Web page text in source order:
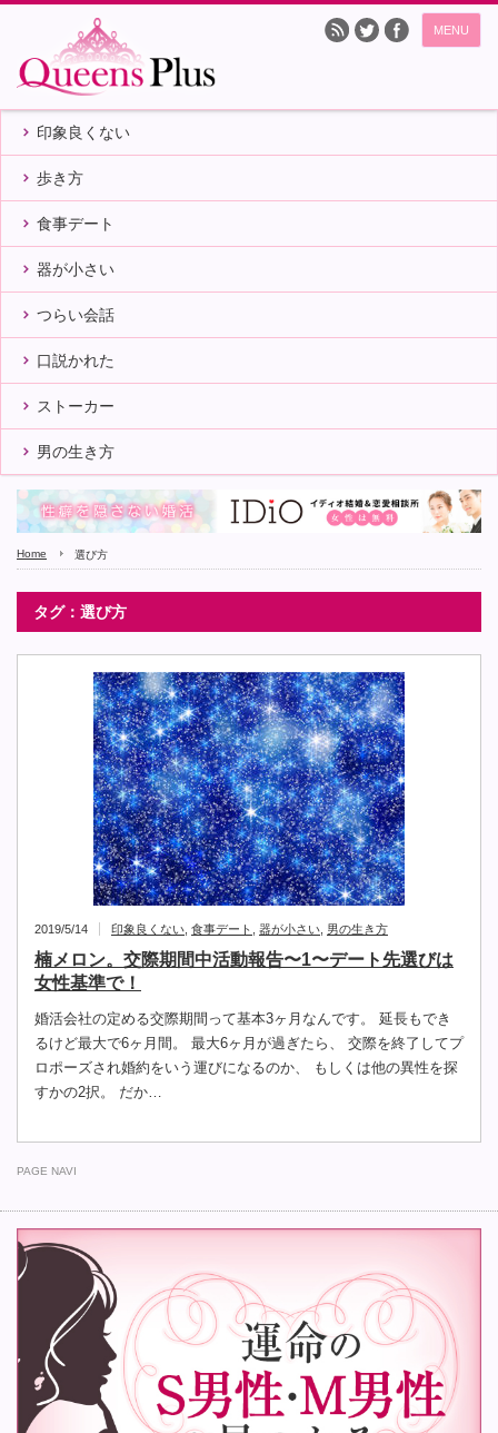
MENU
印象良くない
歩き方
食事デート
器が小さい
つらい会話
口説かれた
ストーカー
男の生き方
Home 選び方
タグ：選び方
2019/5/14 印象良くない 食事デート 器が小さい 男の生き方
楠メロン。交際期間中活動報告〜1〜デート先選びは
女性基準で！
婚活会社の定める交際期間って基本3ヶ月なんです。 延長もでき
るけど最大で6ヶ月間。 最大6ヶ月が過ぎたら、 交際を終了してプ
ロポーズされ婚約をいう運びになるのか、 もしくは他の異性を探
すかの2択。 だか…
PAGE NAVI